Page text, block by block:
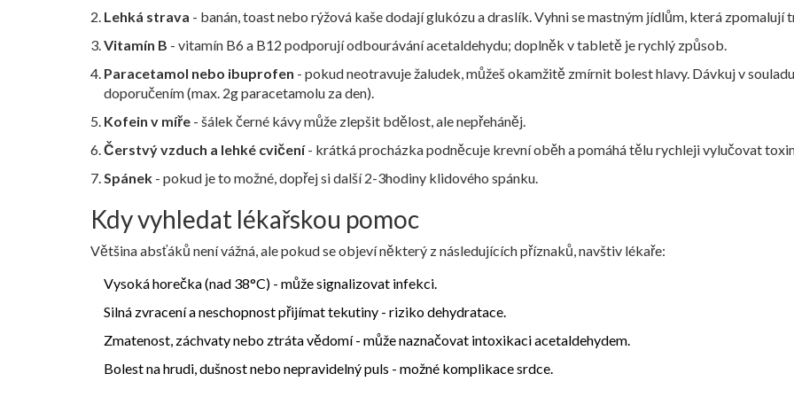
Lehká strava - banán, toast nebo rýžová kaše dodají glukózu a draslík. Vyhni se mastným jídlům, která zpomalují
Vitamín B - vitamín B6 a B12 podporují odbourávání acetaldehydu; doplněk v tabletě je rychlý způsob.
Paracetamol nebo ibuprofen - pokud neotravuje žaludek, můžeš okamžitě zmírnit bolest hlavy. Dávkuj v
doporučením (max. 2g paracetamolu za den).
Kofein v míře - šálek černé kávy může zlepšit bdělost, ale nepřeháněj.
Čerstvý vzduch a lehké cvičení- krátká procházka podněcuje krevní oběh a pomáhá tělu rychleji vylučovat
Spánek - pokud je to možné, dopřej si další 2-3hodiny klidového spánku.
Kdy vyhledat lékařskou pomoc
Většina absťáků není vážná, ale pokud se objeví některý z následujících příznaků, navštiv lékaře:
Vysoká horečka (nad 38°C) - může signalizovat infekci.
Silná zvracení a neschopnost přijímat tekutiny - riziko dehydratace.
Zmatenost, záchvaty nebo ztráta vědomí - může naznačovat intoxikaci acetaldehydem.
Bolest na hrudi, dušnost nebo nepravidelný puls - možné komplikace srdce.